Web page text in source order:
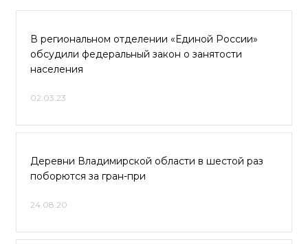
В региональном отделении «Единой России»
обсудили федеральный закон о занятости
населения
02.03.23
Деревни Владимирской области в шестой раз
поборются за гран-при
24.08.20